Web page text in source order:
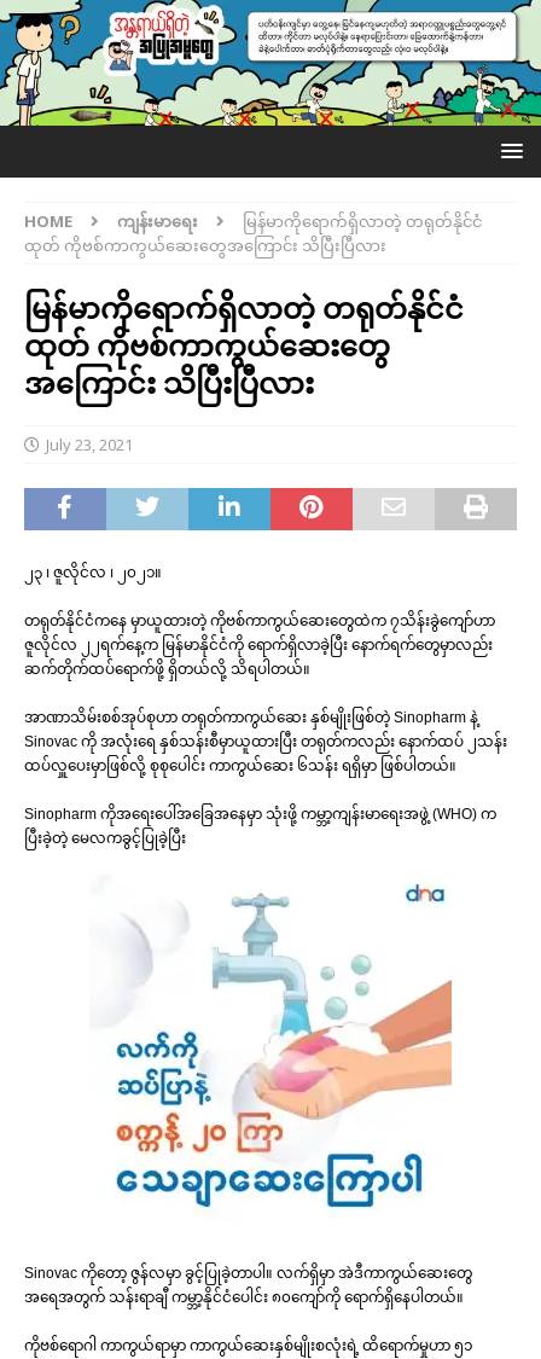
HOME ကျန်းမာရေး
မြန်မာကိုရောက်ရှိလာတဲ့ တရုတ်နိုင်ငံ
ထုတ် ကိုဗစ်ကာကွယ်ဆေးတွေအကြောင်း သိပြီးပြီလား
မြန်မာကိုရောက်ရှိလာတဲ့ တရုတ်နိုင်ငံ
ထုတ် ကိုဗစ်ကာကွယ်ဆေးတွေ
အကြောင်း သိပြီးပြီလား
July 23, 2021
၂၃ ၊ ဇူလိုင်လ ၊ ၂၀၂၁။
တရုတ်နိုင်ငံကနေ မှာယူထားတဲ့ ကိုဗစ်ကာကွယ်ဆေးတွေထဲက ၇သိန်းခွဲကျော်ဟာ
ဇူလိုင်လ ၂၂ရက်နေ့က မြန်မာနိုင်ငံကို ရောက်ရှိလာခဲ့ပြီး နောက်ရက်တွေမှာလည်း
ဆက်တိုက်ထပ်ရောက်ဖို့ ရှိတယ်လို့ သိရပါတယ်။
အာဏာသိမ်းစစ်အုပ်စုဟာ တရုတ်ကာကွယ်ဆေး နှစ်မျိုးဖြစ်တဲ့ Sinopharm နဲ့
Sinovac ကို အလုံးရေ နှစ်သန်းစီမှာယူထားပြီး တရုတ်ကလည်း နောက်ထပ် ၂သန်း
ထပ်လှူပေးမှာဖြစ်လို့ စုစုပေါင်း ကာကွယ်ဆေး ၆သန်း ရရှိမှာ ဖြစ်ပါတယ်။
Sinopharm ကိုအရေးပေါ်အခြေအနေမှာ သုံးဖို့ ကမ္ဘာ့ကျန်းမာရေးအဖွဲ့ (WHO) က
ပြီးခဲ့တဲ့ မေလကခွင့်ပြုခဲ့ပြီး
Sinovac ကိုတော့ ဇွန်လမှာ ခွင့်ပြုခဲ့တာပါ။ လက်ရှိမှာ အဲဒီကာကွယ်ဆေးတွေ
အရေအတွက် သန်းရာချီ ကမ္ဘာ့နိုင်ငံပေါင်း ၈၀ကျော်ကို ရောက်ရှိနေပါတယ်။
ကိုဗစ်ရောဂါ ကာကွယ်ရာမှာ ကာကွယ်ဆေးနှစ်မျိုးစလုံးရဲ့ ထိရောက်မှုဟာ ၅၁